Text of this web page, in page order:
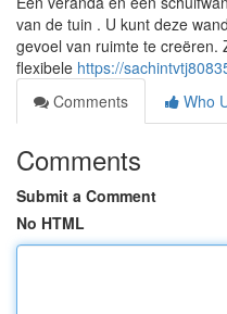
van de tuin . U kunt deze
gevoel van ruimte te creëren.
flexibele https://
Comments
Who
Comments
Submit a Comment
No HTML